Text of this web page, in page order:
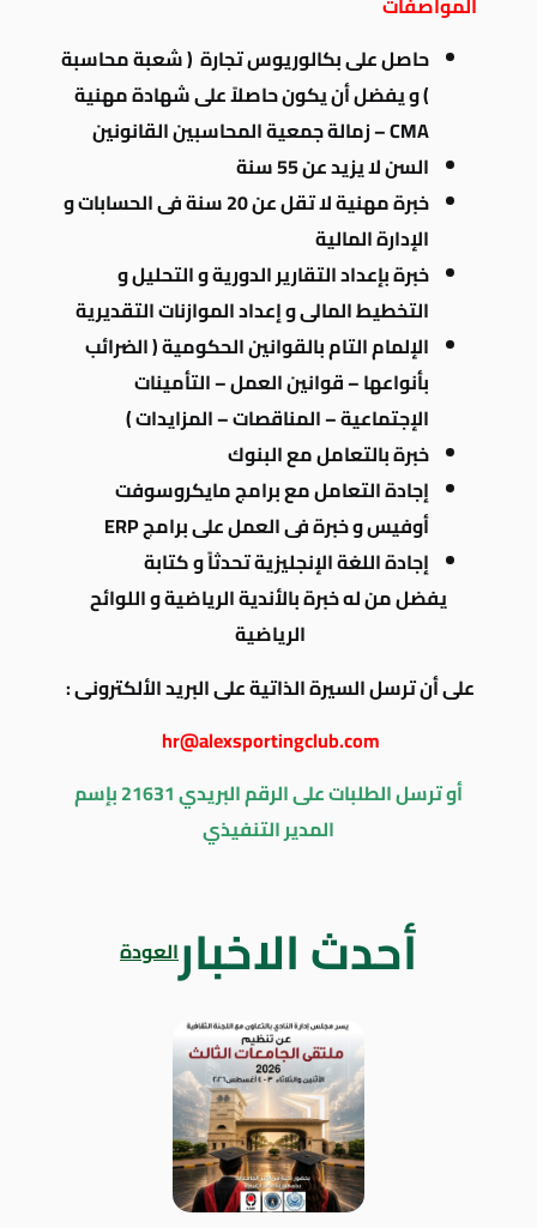
حاصل على بكالوريوس تجارة ( شعبة محاسبة
) و يفضل أن يكون حاصلاً على شهادة مهنية
CMA – زمالة جمعية المحاسبين القانونين
السن لا يزيد عن 55 سنة
خبرة مهنية لا تقل عن 20 سنة فى الحسابات و
الإدارة المالية
خبرة بإعداد التقارير الدورية و التحليل و
التخطيط المالى و إعداد الموازنات التقديرية
الإلمام التام بالقوانين الحكومية ( الضرائب
بأنواعها – قوانين العمل – التأمينات
الإجتماعية – المناقصات – المزايدات )
خبرة بالتعامل مع البنوك
إجادة التعامل مع برامج مايكروسوفت
أوفيس و خبرة فى العمل على برامج ERP
إجادة اللغة الإنجليزية تحدثاً و كتابة
يفضل من له خبرة بالأندية الرياضية و اللوائح
الرياضية
على أن ترسل السيرة الذاتية على البريد الألكترونى :
hr@alexsportingclub.com
أو ترسل الطلبات على الرقم البريدي 21631 بإسم
المدير التنفيذي
أحدث الاخبارالعودة